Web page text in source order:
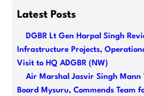
aLatest Posts
DGBR Lt Gen Harpal Singh
Infrastructure Projects,
Visit to HQ ADGBR (NW)
Air Marshal Jasvir Singh Mann
Board Mysuru, Commends Team